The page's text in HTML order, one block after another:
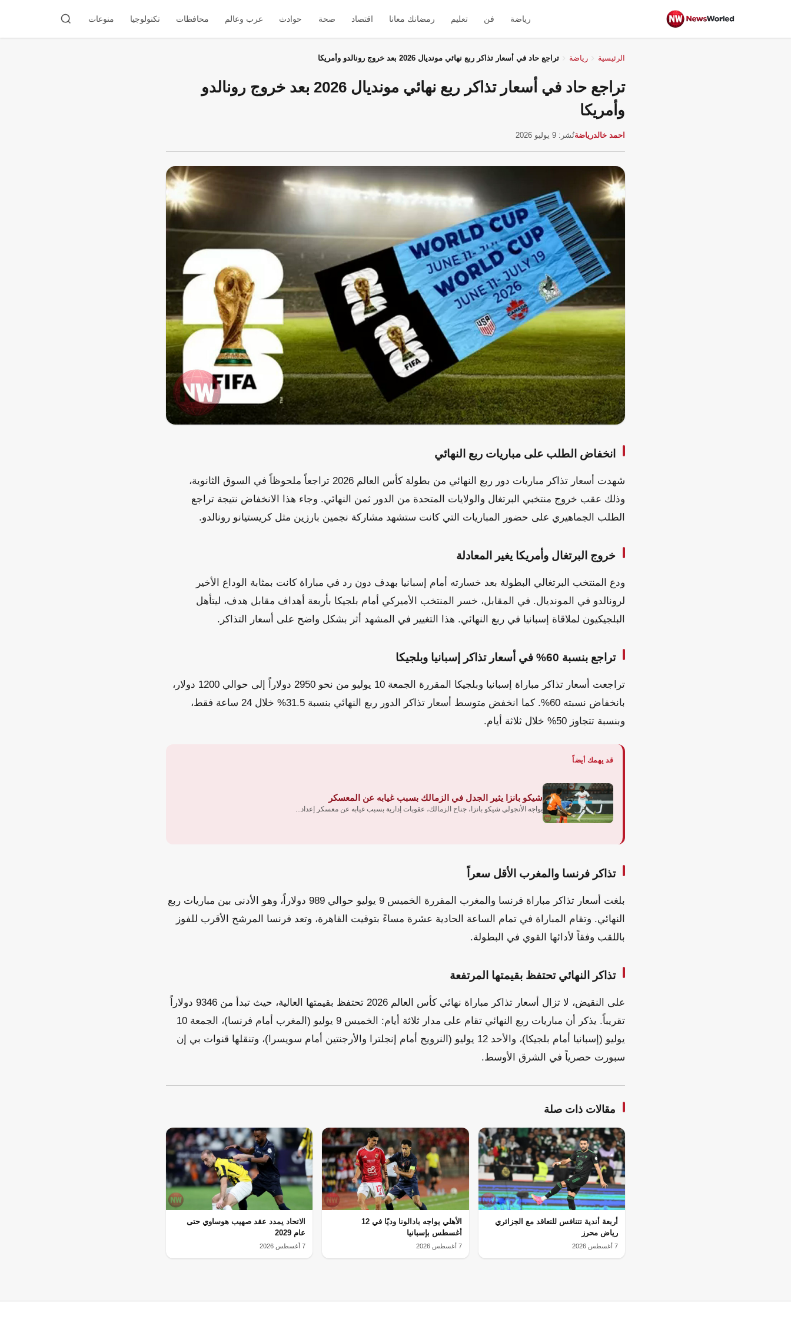
رياضة فن تعليم رمضانك معانا اقتصاد صحة حوادث عرب وعالم محافظات تكنولوجيا منوعات
الرئيسية رياضة تراجع حاد في أسعار تذاكر ربع نهائي مونديال 2026 بعد خروج رونالدو وأمريكا
تراجع حاد في أسعار تذاكر ربع نهائي مونديال 2026 بعد خروج رونالدو
وأمريكا
احمد خالدرياضةنُشر: 9 يوليو 2026
انخفاض الطلب على مباريات ربع النهائي
شهدت أسعار تذاكر مباريات دور ربع النهائي من بطولة كأس العالم 2026 تراجعاً ملحوظاً في السوق الثانوية،
وذلك عقب خروج منتخبي البرتغال والولايات المتحدة من الدور ثمن النهائي. وجاء هذا الانخفاض نتيجة تراجع
الطلب الجماهيري على حضور المباريات التي كانت ستشهد مشاركة نجمين بارزين مثل كريستيانو رونالدو.
خروج البرتغال وأمريكا يغير المعادلة
ودع المنتخب البرتغالي البطولة بعد خسارته أمام إسبانيا بهدف دون رد في مباراة كانت بمثابة الوداع الأخير
لرونالدو في المونديال. في المقابل، خسر المنتخب الأميركي أمام بلجيكا بأربعة أهداف مقابل هدف، ليتأهل
البلجيكيون لملاقاة إسبانيا في ربع النهائي. هذا التغيير في المشهد أثر بشكل واضح على أسعار التذاكر.
تراجع بنسبة 60% في أسعار تذاكر إسبانيا وبلجيكا
تراجعت أسعار تذاكر مباراة إسبانيا وبلجيكا المقررة الجمعة 10 يوليو من نحو 2950 دولاراً إلى حوالي 1200 دولار،
بانخفاض نسبته 60%. كما انخفض متوسط أسعار تذاكر الدور ربع النهائي بنسبة 31.5% خلال 24 ساعة فقط،
وبنسبة تتجاوز 50% خلال ثلاثة أيام.
قد يهمك أيضاً
شيكو بانزا يثير الجدل في الزمالك بسبب غيابه عن المعسكر
يواجه الأنجولي شيكو بانزا، جناح الزمالك، عقوبات إدارية بسبب غيابه عن معسكر إعداد...
تذاكر فرنسا والمغرب الأقل سعراً
بلغت أسعار تذاكر مباراة فرنسا والمغرب المقررة الخميس 9 يوليو حوالي 989 دولاراً، وهو الأدنى بين مباريات ربع
النهائي. وتقام المباراة في تمام الساعة الحادية عشرة مساءً بتوقيت القاهرة، وتعد فرنسا المرشح الأقرب للفوز
باللقب وفقاً لأدائها القوي في البطولة.
تذاكر النهائي تحتفظ بقيمتها المرتفعة
على النقيض، لا تزال أسعار تذاكر مباراة نهائي كأس العالم 2026 تحتفظ بقيمتها العالية، حيث تبدأ من 9346 دولاراً
تقريباً. يذكر أن مباريات ربع النهائي تقام على مدار ثلاثة أيام: الخميس 9 يوليو (المغرب أمام فرنسا)، الجمعة 10
يوليو (إسبانيا أمام بلجيكا)، والأحد 12 يوليو (النرويج أمام إنجلترا والأرجنتين أمام سويسرا)، وتنقلها قنوات بي إن
سبورت حصرياً في الشرق الأوسط.
مقالات ذات صلة
أربعة أندية تتنافس للتعاقد مع الجزائري
رياض محرز
7 أغسطس 2026
الأهلي يواجه بادالونا وديًا في 12
أغسطس بإسبانيا
7 أغسطس 2026
الاتحاد يمدد عقد صهيب هوساوي حتى
عام 2029
7 أغسطس 2026